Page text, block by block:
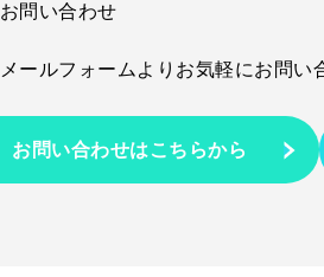
お問い合わせ
メールフォームより お気軽にお問い
お問い合わせはこちらから